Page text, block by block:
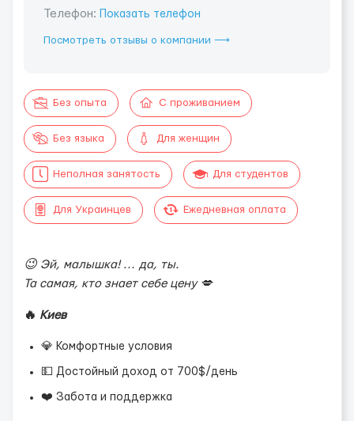
Телефон: Показать телефон
Посмотреть отзывы о компании ⟶
Без опыта С проживанием
Без языка Для женщин
Неполная занятость Для студентов
Для Украинцев Ежедневная оплата
😉 Эй, малышка! … да, ты.
Та самая, кто знает себе цену 💋
🔥 Киев
💎 Комфортные условия
💵 Достойный доход от 700$/день
❤️ Забота и поддержка